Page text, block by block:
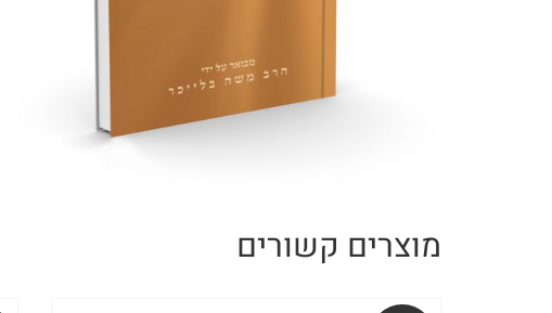
מוצרים קשורים